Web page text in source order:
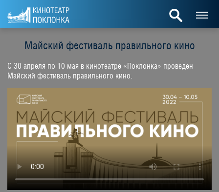
Майский фестиваль правильного кино
С 30 апреля по 10 мая в кинотеатре «Поклонка» проведен
Майский фестиваль правильного кино.